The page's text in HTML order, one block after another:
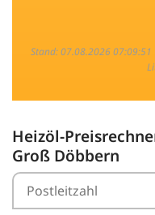
Stand: 07.08.2026
Heizöl-
Groß Döbbern